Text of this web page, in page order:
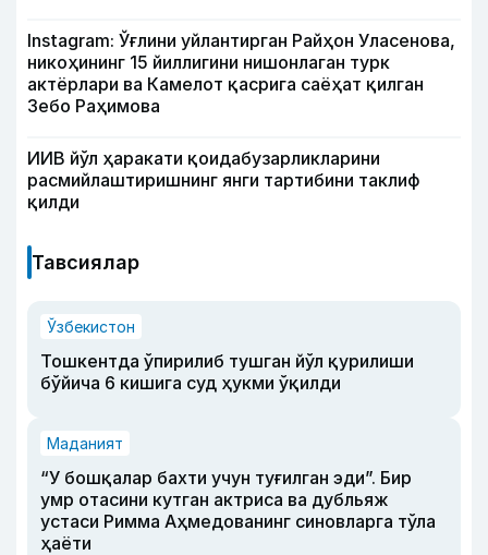
Instagram: Ўғлини уйлантирган Райҳон Уласенова,
никоҳининг 15 йиллигини нишонлаган турк
актёрлари ва Камелот қасрига саёҳат қилган
Зебо Раҳимова
ИИВ йўл ҳаракати қоидабузарликларини
расмийлаштиришнинг янги тартибини таклиф
қилди
Тавсиялар
Ўзбекистон
Тошкентда ўпирилиб тушган йўл қурилиши
бўйича 6 кишига суд ҳукми ўқилди
Маданият
“У бошқалар бахти учун туғилган эди”. Бир
умр отасини кутган актриса ва дубльяж
устаси Римма Аҳмедованинг синовларга тўла
ҳаёти